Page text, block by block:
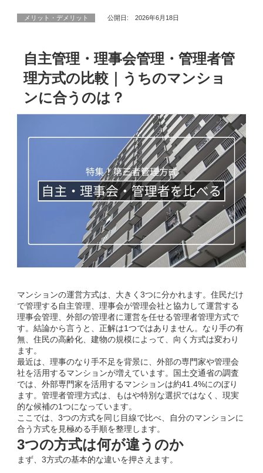
メリット・デメリット 公開日: 2026年6月18日
自主管理・理事会管理・管理者管
理方式の比較｜うちのマンショ
ンに合うのは？
マンションの運営方式は、大きく3つに分かれます。住民だけ
で管理する自主管理、理事会が管理会社と協力して運営する
理事会管理、外部の管理者に運営を任せる管理者管理方式で
す。結論から言うと、正解は1つではありません。なり手の有
無、住民の高齢化、建物の規模によって、向く方式は変わり
ます。
最近は、理事のなり手不足を背景に、外部の専門家や管理会
社を活用するマンションが増えています。国土交通省の調査
では、外部専門家を活用するマンションは約41.4%にのぼり
ます。管理者管理方式は、もはや特別な選択ではなく、現実
的な候補の1つになっています。
ここでは、3つの方式を同じ目線で比べ、自分のマンションに
合う方式を見極める手順を整理します。
3つの方式は何が違うのか
まず、3方式の基本的な違いを押さえます。